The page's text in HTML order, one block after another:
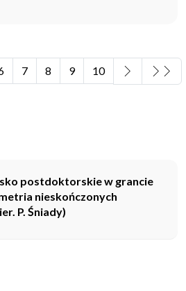
Strona 1 z 11
7 8 9 10
postdoktorskie w grancie
nieskończonych
P. Śniady)